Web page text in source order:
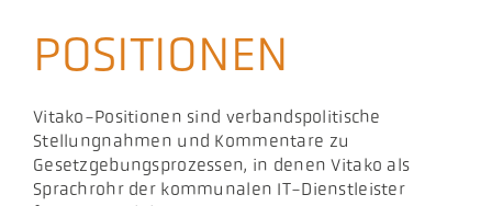
POSITIONEN
Vitako-Positionen sind verbandspolitische
Stellungnahmen und Kommentare zu
Gesetzgebungsprozessen, in denen Vitako als
Sprachrohr der kommunalen IT-Dienstleister